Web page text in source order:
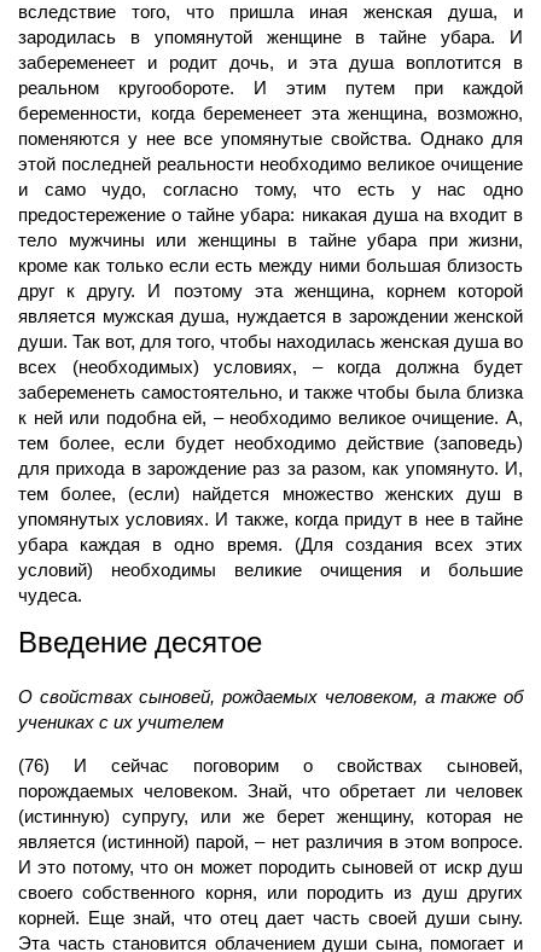
вследствие того, что пришла иная женская душа, и
зародилась в упомянутой женщине в тайне убара. И
забеременеет и родит дочь, и эта душа воплотится в
реальном кругообороте. И этим путем при каждой
беременности, когда беременеет эта женщина, возможно,
поменяются у нее все упомянутые свойства. Однако для
этой последней реальности необходимо великое очищение
и само чудо, согласно тому, что есть у нас одно
предостережение о тайне убара: никакая душа на входит в
тело мужчины или женщины в тайне убара при жизни,
кроме как только если есть между ними большая близость
друг к другу. И поэтому эта женщина, корнем которой
является мужская душа, нуждается в зарождении женской
души. Так вот, для того, чтобы находилась женская душа во
всех (необходимых) условиях, – когда должна будет
забеременеть самостоятельно, и также чтобы была близка
к ней или подобна ей, – необходимо великое очищение. А,
тем более, если будет необходимо действие (заповедь)
для прихода в зарождение раз за разом, как упомянуто. И,
тем более, (если) найдется множество женских душ в
упомянутых условиях. И также, когда придут в нее в тайне
убара каждая в одно время. (Для создания всех этих
условий) необходимы великие очищения и большие
чудеса.
Введение десятое
О свойствах сыновей, рождаемых человеком, а также об
учениках с их учителем
(76) И сейчас поговорим о свойствах сыновей,
порождаемых человеком. Знай, что обретает ли человек
(истинную) супругу, или же берет женщину, которая не
является (истинной) парой, – нет различия в этом вопросе.
И это потому, что он может породить сыновей от искр душ
своего собственного корня, или породить из душ других
корней. Еще знай, что отец дает часть своей души сыну.
Эта часть становится облачением души сына, помогает и